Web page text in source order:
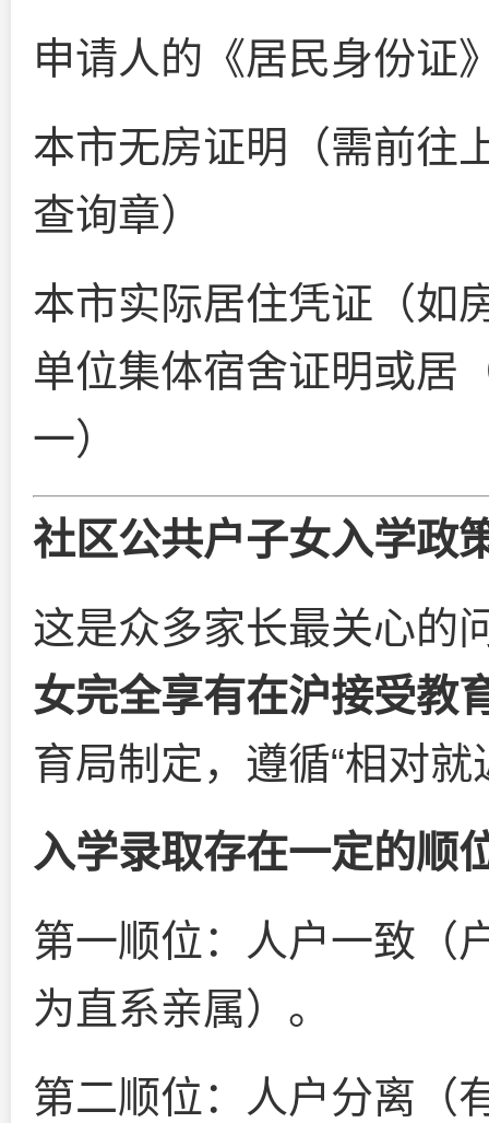
申请人的《居民身份证
本市无房证明（需前往
查询章）
本市实际居住凭证（如
单位集体宿舍证明或居
一）
社区公共户子女入学政
这是众多家长最关心的
女完全享有在沪接受教
育局制定，遵循“相对
入学录取存在一定的顺
第一顺位：人户一致（
为直系亲属）。
第二顺位：人户分离（